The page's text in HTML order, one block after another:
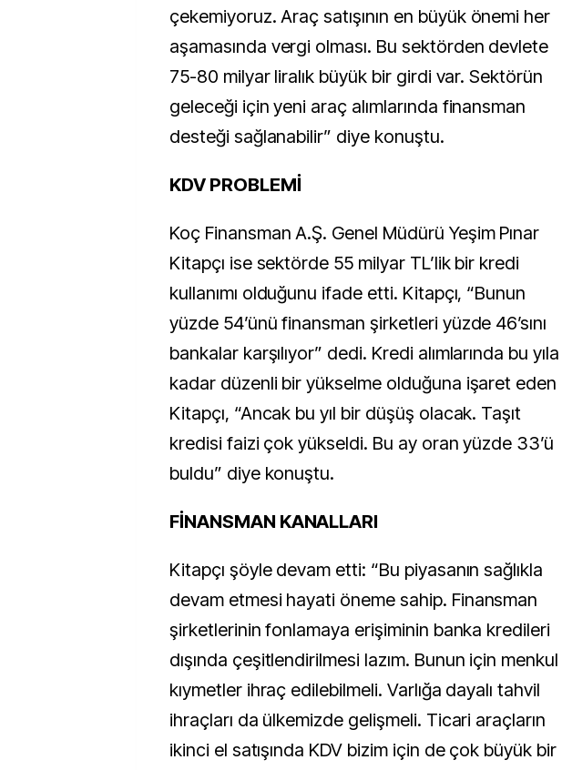
çekemiyoruz. Araç satışının en büyük önemi her
aşamasında vergi olması. Bu sektörden devlete
75-80 milyar liralık büyük bir girdi var. Sektörün
geleceği için yeni araç alımlarında finansman
desteği sağlanabilir” diye konuştu.
KDV PROBLEMİ
Koç Finansman A.Ş. Genel Müdürü Yeşim Pınar
Kitapçı ise sektörde 55 milyar TL’lik bir kredi
kullanımı olduğunu ifade etti. Kitapçı, “Bunun
yüzde 54’ünü finansman şirketleri yüzde 46’sını
bankalar karşılıyor” dedi. Kredi alımlarında bu yıla
kadar düzenli bir yükselme olduğuna işaret eden
Kitapçı, “Ancak bu yıl bir düşüş olacak. Taşıt
kredisi faizi çok yükseldi. Bu ay oran yüzde 33’ü
buldu” diye konuştu.
FİNANSMAN KANALLARI
Kitapçı şöyle devam etti: “Bu piyasanın sağlıkla
devam etmesi hayati öneme sahip. Finansman
şirketlerinin fonlamaya erişiminin banka kredileri
dışında çeşitlendirilmesi lazım. Bunun için menkul
kıymetler ihraç edilebilmeli. Varlığa dayalı tahvil
ihraçları da ülkemizde gelişmeli. Ticari araçların
ikinci el satışında KDV bizim için de çok büyük bir